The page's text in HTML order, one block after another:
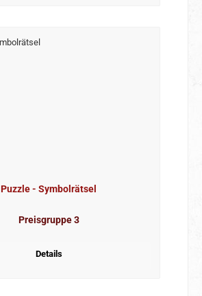
Puzzle - Symbolrätsel
Preisgruppe 3
Details